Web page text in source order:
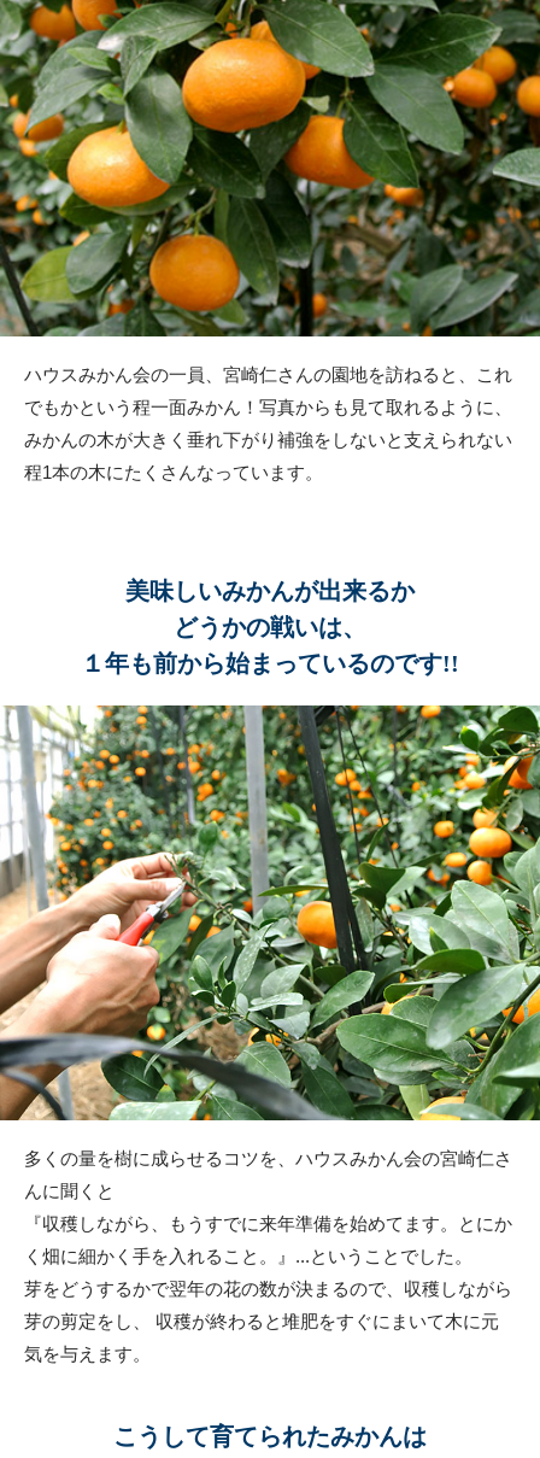
ハウスみかん会の一員、宮崎仁さんの園地を訪ねると、これ
でもかという程一面みかん！写真からも見て取れるように、
みかんの木が大きく垂れ下がり補強をしないと支えられない
程1本の木にたくさんなっています。
美味しいみかんが出来るか
どうかの戦いは、
１年も前から始まっているのです!!
多くの量を樹に成らせるコツを、ハウスみかん会の宮崎仁さ
んに聞くと
『収穫しながら、もうすでに来年準備を始めてます。とにか
く畑に細かく手を入れること。』...ということでした。
芽をどうするかで翌年の花の数が決まるので、収穫しながら
芽の剪定をし、 収穫が終わると堆肥をすぐにまいて木に元
気を与えます。
こうして育てられたみかんは